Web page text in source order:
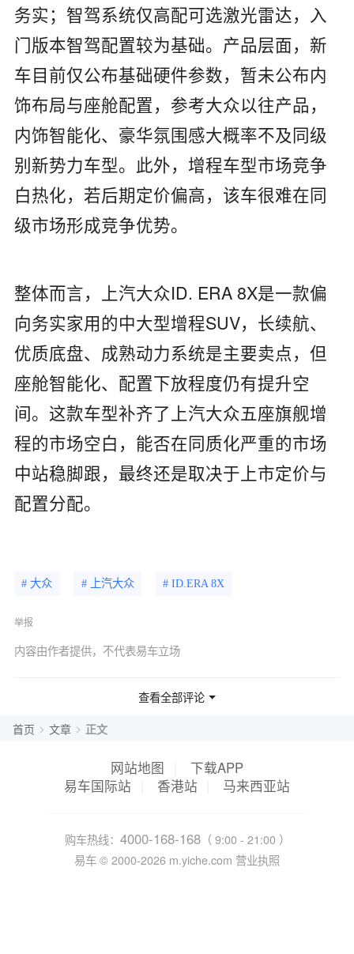
务实；智驾系统仅高配可选激光雷达，入
门版本智驾配置较为基础。产品层面，新
车目前仅公布基础硬件参数，暂未公布内
饰布局与座舱配置，参考大众以往产品，
内饰智能化、豪华氛围感大概率不及同级
别新势力车型。此外，增程车型市场竞争
白热化，若后期定价偏高，该车很难在同
级市场形成竞争优势。
整体而言，上汽大众ID. ERA 8X是一款偏
向务实家用的中大型增程SUV，长续航、
优质底盘、成熟动力系统是主要卖点，但
座舱智能化、配置下放程度仍有提升空
间。这款车型补齐了上汽大众五座旗舰增
程的市场空白，能否在同质化严重的市场
中站稳脚跟，最终还是取决于上市定价与
配置分配。
# 大众 # 上汽大众 # ID.ERA 8X
举报
内容由作者提供，不代表易车立场
查看全部评论
首页 > 文章 > 正文
网站地图
下载APP
易车国际站
香港站 马来西亚站
购车热线： 4000-168-168（ 9:00 - 21:00 ）
易车 © 2000-2026 m.yiche.com 营业执照